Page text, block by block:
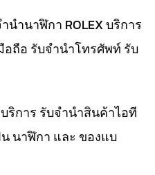
ำนาฬิกา ROLEX บริการ
ถือ รับจำนำโทรศัพท์ รับ
ริการ รับจำนำสินค้าไอที
นาฬิกา และ ของแบ